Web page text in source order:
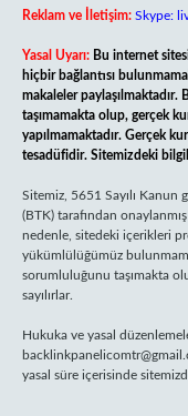
Reklam ve İletişim: Skype:
Yasal Uyarı: Bu internet
hiçbir bağlantısı
makaleler
taşımamakta olup, gerçek
yapılmamaktadır. Gerçek
tesadüfidir. Sitemizdeki
Sitemiz, 5651 Sayılı
(BTK) tarafından
nedenle, sitedeki içerikleri
yükümlülüğümüz
sorumluluğunu taşımakta
sayılırlar.
Hukuka ve yasal
yasal süre içerisinde